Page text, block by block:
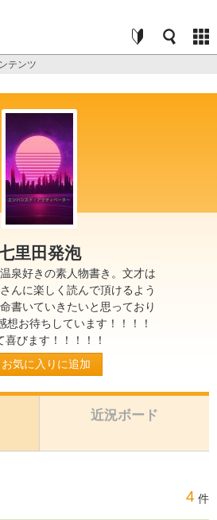
テンツ
里田発泡
泉好きの素人物書き。文才は
んに楽しく読んで頂けるよう
書いていきたいと思っており
想お待ちしています！！！！
喜びます！！！！！
気に入りに追加
近況ボード
4 件